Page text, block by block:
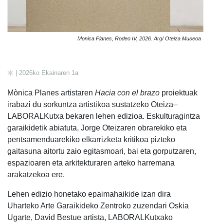
Monica Planes, Rodeo IV, 2026. Arg/ Oteiza Museoa
| 2026ko Ekainaren 1a
Mònica Planes artistaren Hacia con el brazo proiektuak
irabazi du sorkuntza artistikoa sustatzeko Oteiza–
LABORALKutxa bekaren lehen edizioa. Eskulturagintza
garaikidetik abiatuta, Jorge Oteizaren obrarekiko eta
pentsamenduarekiko elkarrizketa kritikoa pizteko
gaitasuna aitortu zaio egitasmoari, bai eta gorputzaren,
espazioaren eta arkitekturaren arteko harremana
arakatzekoa ere.
Lehen edizio honetako epaimahaikide izan dira
Uharteko Arte Garaikideko Zentroko zuzendari Oskia
Ugarte, David Bestue artista, LABORALKutxako